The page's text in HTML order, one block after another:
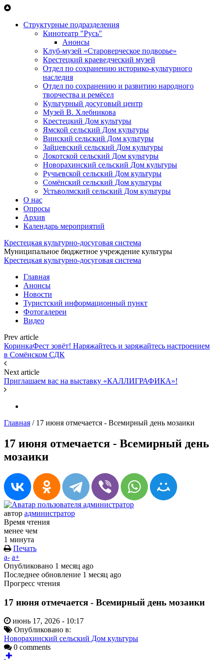
Перейти к основному содержанию
Структурные подразделения
Кинотеатр "Русь"
Анонсы
Клуб-музей «Староверческое подворье»
Крестецкий краеведческий музей
Отдел по сохранению историко-культурного
наследия
Отдел по сохранению и развитию народного
творчества и ремёсел
Культурный досуговый центр
Музей В. Хлебникова
Крестецкий Дом культуры
Ямской сельский Дом культуры
Винский сельский Дом культуры
Зайцевский сельский Дом культуры
Локотской сельский Дом культуры
Новорахинский сельский Дом культуры
Ручьевской сельский Дом культуры
Сомёнский сельский Дом культуры
Устьволмский сельский Дом культуры
О нас
Опросы
Архив
Календарь мероприятий
Крестецкая культурно-досуговая система
Муниципальное бюджетное учреждение культуры
Крестецкая культурно-досуговая система
Главная
Анонсы
Новости
Туристский информационный пункт
Фотогалереи
Видео
Prev article
КоринкаФест зовёт! Наряжайтесь и заряжайтесь настроением
в Сомёнском СДК
Next article
Приглашаем вас на выставку «КАЛЛИГРАФИКА»!
Главная / 17 июня отмечается - Всемирный день мозаики
17 июня отмечается - Всемирный день
мозаики
автор администратор
Время чтения
менее чем
1 минута
Печать
a- a+
Опубликовано 1 месяц ago
Последнее обновление 1 месяц ago
Прогресс чтения
17 июня отмечается - Всемирный день мозаики
июнь 17, 2026 - 10:17
Опубликовано в:
Новорахинский сельский Дом культуры
0 comments